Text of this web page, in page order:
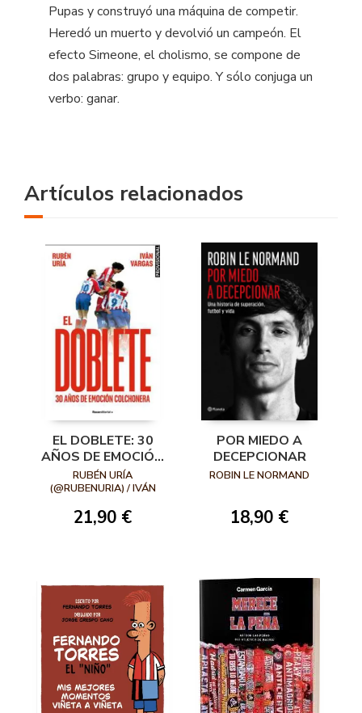
Pupas y construyó una máquina de competir.
Heredó un muerto y devolvió un campeón. El
efecto Simeone, el cholismo, se compone de
dos palabras: grupo y equipo. Y sólo conjuga un
verbo: ganar.
Artículos relacionados
EL DOBLETE: 30
AÑOS DE EMOCIÓN
COLCHONERA
RUBÉN URÍA
(@RUBENURIA) / IVÁN
21,90 €
POR MIEDO A
DECEPCIONAR
ROBIN LE NORMAND
18,90 €